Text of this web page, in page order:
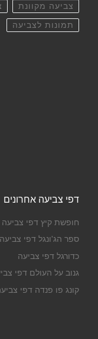
צביעה מקוונת
תמונות לצביעה
דפי צביעה אחרונים
חופשת קיץ דפי צביעה
ספר הג'ונגל דפי צביעה
כדורגל דפי צביעה
גנוב על העולם דפי
קונג פו פנדה דפי